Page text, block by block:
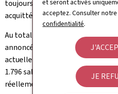
et seront activés
acceptez. Consulter
confidentialité.
JE
toujours en cours d'instruction,
acquittés à 43.
Au total, de ces 43 décomptes, sur
annoncés prévisionnellement
actuellement 2.646 salariés ont
1.796 salariés le mois précédent.
réellement chômé, contre 370